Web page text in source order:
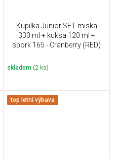
Kupilka Junior SET miska
330 ml + kuksa 120 ml +
spork 165 - Cranberry (RED)
skladem (2 ks)
top letní výbava